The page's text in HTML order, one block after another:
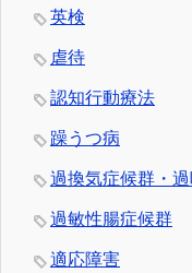
英検
虐待
認知行動療法
躁うつ病
過換気症候群・過
過敏性腸症候群
適応障害